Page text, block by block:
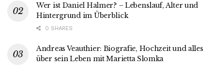
Wer ist Daniel Halmer? – Lebenslauf, Alter und
Hintergrund im Überblick
0 SHARES
Andreas Veauthier: Biografie, Hochzeit und alles
über sein Leben mit Marietta Slomka